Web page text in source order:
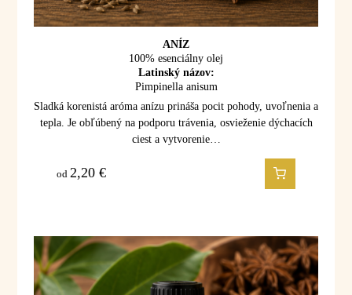
ANÍZ
100% esenciálny olej
Latinský názov:
Pimpinella anisum
Sladká korenistá aróma anízu prináša pocit pohody, uvoľnenia a
tepla. Je obľúbený na podporu trávenia, osvieženie dýchacích
ciest a vytvorenie…
od 2,20€